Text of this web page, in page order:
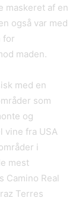
maskeret af en
også var med
for
maden.
med en
som
og
vine fra USA
i
mest
Camino Real
Terres